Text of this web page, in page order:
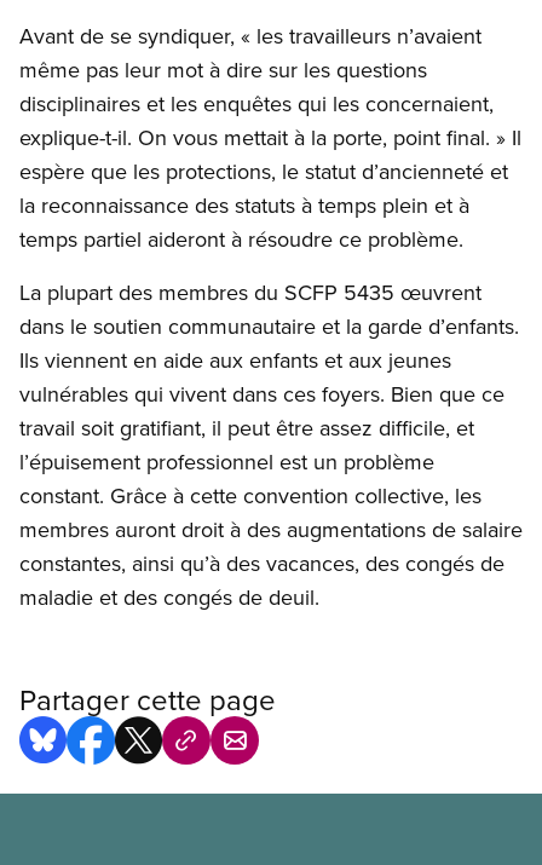
Avant de se syndiquer, « les travailleurs n’avaient
même pas leur mot à dire sur les questions
disciplinaires et les enquêtes qui les concernaient,
explique-t-il. On vous mettait à la porte, point final. » Il
espère que les protections, le statut d’ancienneté et
la reconnaissance des statuts à temps plein et à
temps partiel aideront à résoudre ce problème.
La plupart des membres du SCFP 5435 œuvrent
dans le soutien communautaire et la garde d’enfants.
Ils viennent en aide aux enfants et aux jeunes
vulnérables qui vivent dans ces foyers. Bien que ce
travail soit gratifiant, il peut être assez difficile, et
l’épuisement professionnel est un problème
constant. Grâce à cette convention collective, les
membres auront droit à des augmentations de salaire
constantes, ainsi qu’à des vacances, des congés de
maladie et des congés de deuil.
Partager cette page